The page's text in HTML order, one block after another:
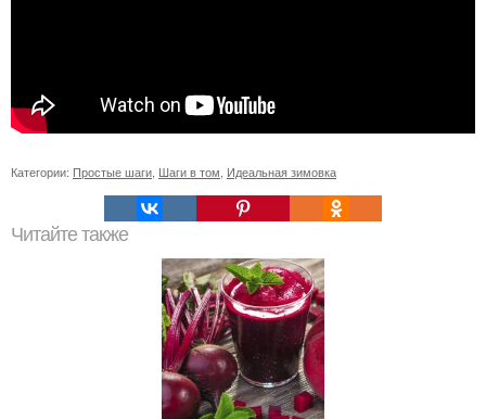
Категории: Простые шаги Шаги в том Идеальная зимовка
Читайте также